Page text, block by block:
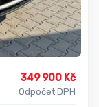
349 900 Kč
Odpočet DPH